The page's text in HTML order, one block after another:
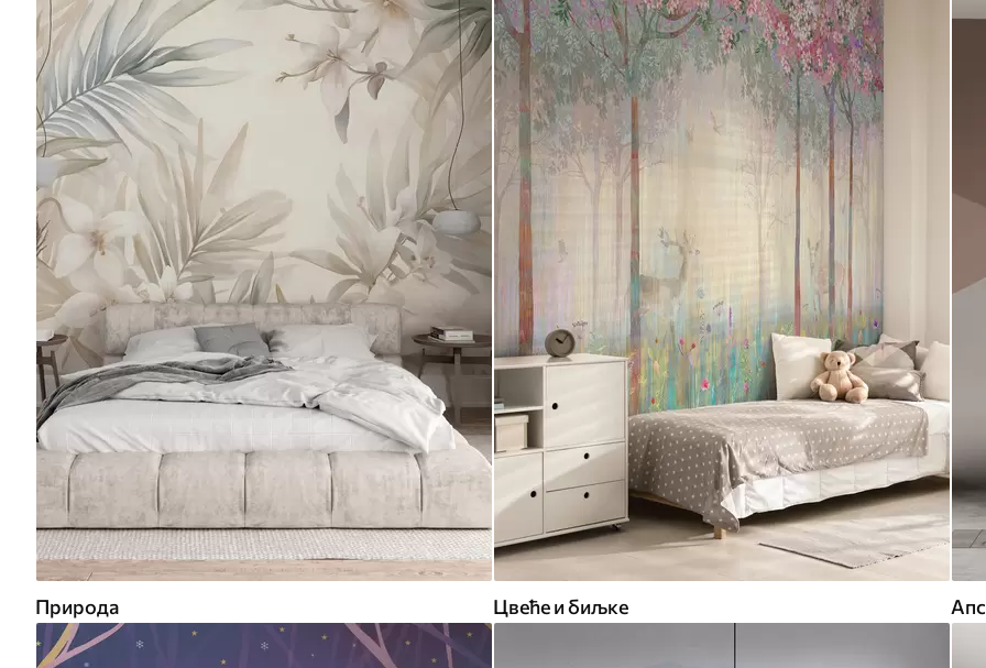
Природа Цвеће и биљке